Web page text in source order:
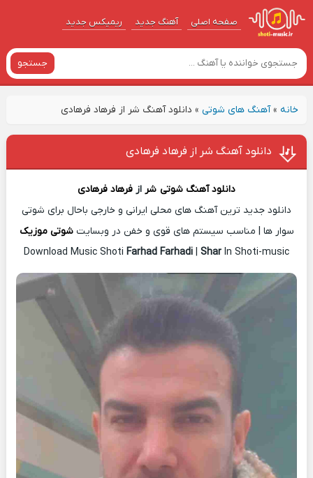
صفحه اصلی آهنگ‌ جدید ریمیکس جدید
جستجو
خانه»آهنگ های شوتی» دانلود آهنگ شر از فرهاد فرهادی
دانلود آهنگ شر از فرهاد فرهادی
دانلود آهنگ شوتی شر از فرهاد فرهادی
دانلود جدید ترین آهنگ های محلی ایرانی و خارجی باحال برای شوتی
سوار ها | مناسب سیستم های قوی و خفن در وبسایتشوتی موزیک
Download Music Shoti Farhad Farhadi Shar In Shoti-music